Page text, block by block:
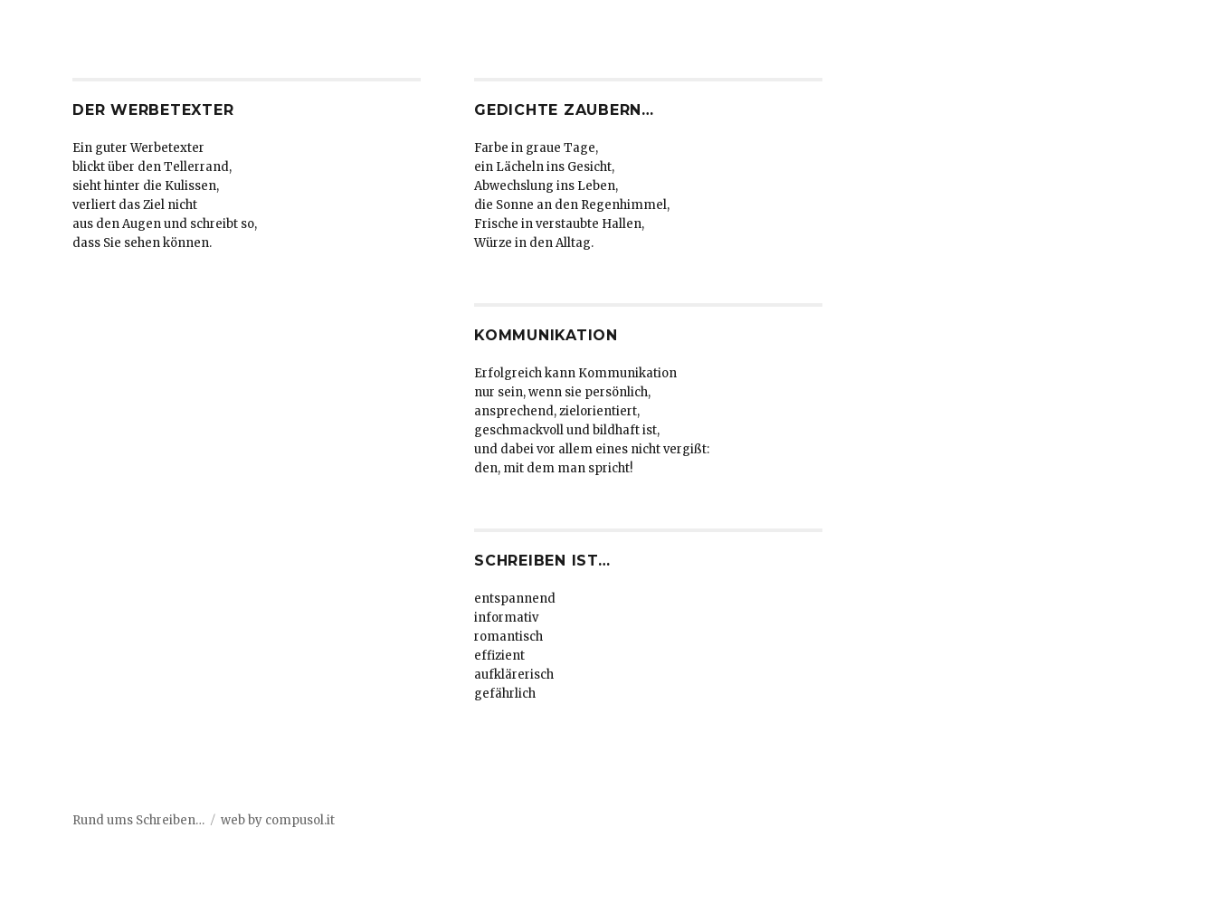
DER WERBETEXTER
Ein guter Werbetexter
blickt über den Tellerrand,
sieht hinter die Kulissen,
verliert das Ziel nicht
aus den Augen und schreibt so,
dass Sie sehen können.
GEDICHTE ZAUBERN…
Farbe in graue Tage,
ein Lächeln ins Gesicht,
Abwechslung ins Leben,
die Sonne an den Regenhimmel,
Frische in verstaubte Hallen,
Würze in den Alltag.
KOMMUNIKATION
Erfolgreich kann Kommunikation
nur sein, wenn sie persönlich,
ansprechend, zielorientiert,
geschmackvoll und bildhaft ist,
und dabei vor allem eines nicht vergißt:
den, mit dem man spricht!
SCHREIBEN IST…
entspannend
informativ
romantisch
effizient
aufklärerisch
gefährlich
Rund ums Schreiben… web by compusol.it